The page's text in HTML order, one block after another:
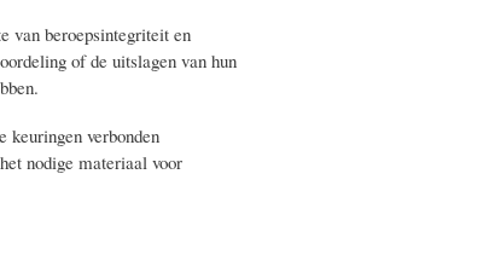
van beroepsintegriteit en
of de uitslagen van hun
keuringen verbonden
nodige materiaal voor